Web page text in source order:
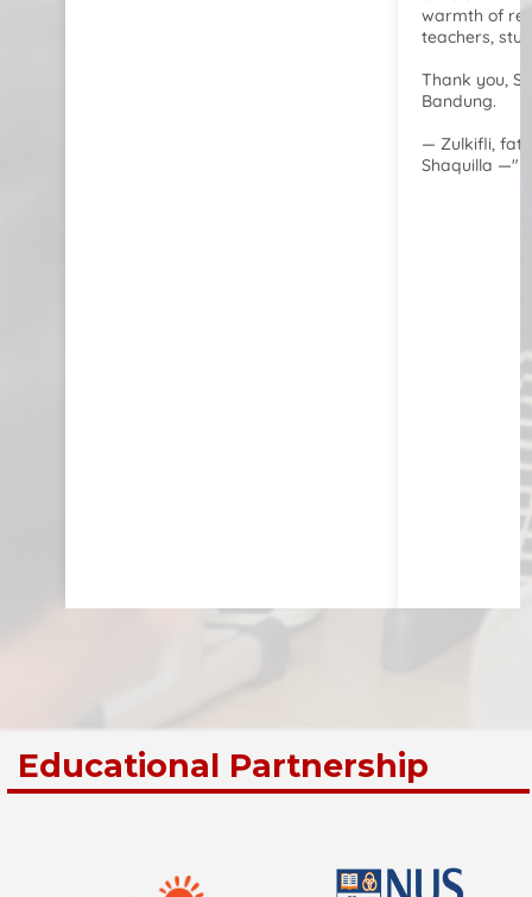
warmth of
teachers,
Thank you,
Bandung.
— Zulkifli,
Shaquilla —"
Educational Partnership